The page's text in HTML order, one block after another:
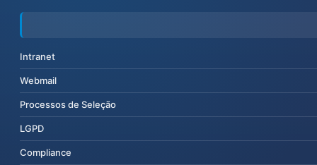
Intranet
Webmail
Processos de Seleção
LGPD
Compliance